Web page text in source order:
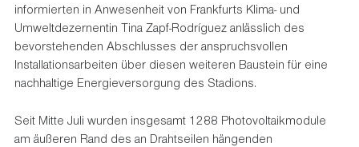
informierten in Anwesenheit von Frankfurts Klima- und
Umweltdezernentin Tina Zapf-Rodríguez anlässlich des
bevorstehenden Abschlusses der anspruchsvollen
Installationsarbeiten über diesen weiteren Baustein für eine
nachhaltige Energieversorgung des Stadions.
Seit Mitte Juli wurden insgesamt 1288 Photovoltaikmodule
am äußeren Rand des an Drahtseilen hängenden